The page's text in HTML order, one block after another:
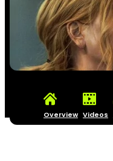
Overview Videos